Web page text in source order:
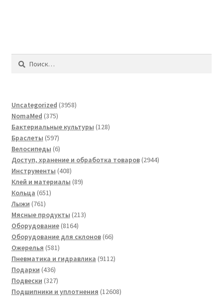
Найти:
Uncategorized 39583958
NomaMed 375375
товаров
Бактериальные культуры 128128
Браслеты 597597
товаров
Велосипеды 66
товаров
Доступ, хранение и обработка товаров 29442944
Инструменты 408408
товаров
Клей и материалы 8989
Кольца 651651
Лыжи 761761
товар
Мясные продукты 213213
Оборудование 81648164
товара
Оборудование для склонов 6666
Ожерелья 581581
товар
Пневматика и гидравлика 91129112
Подарки 436436
товаров
Подвески 327327
товаров
Подшипники и уплотнения 1260812608